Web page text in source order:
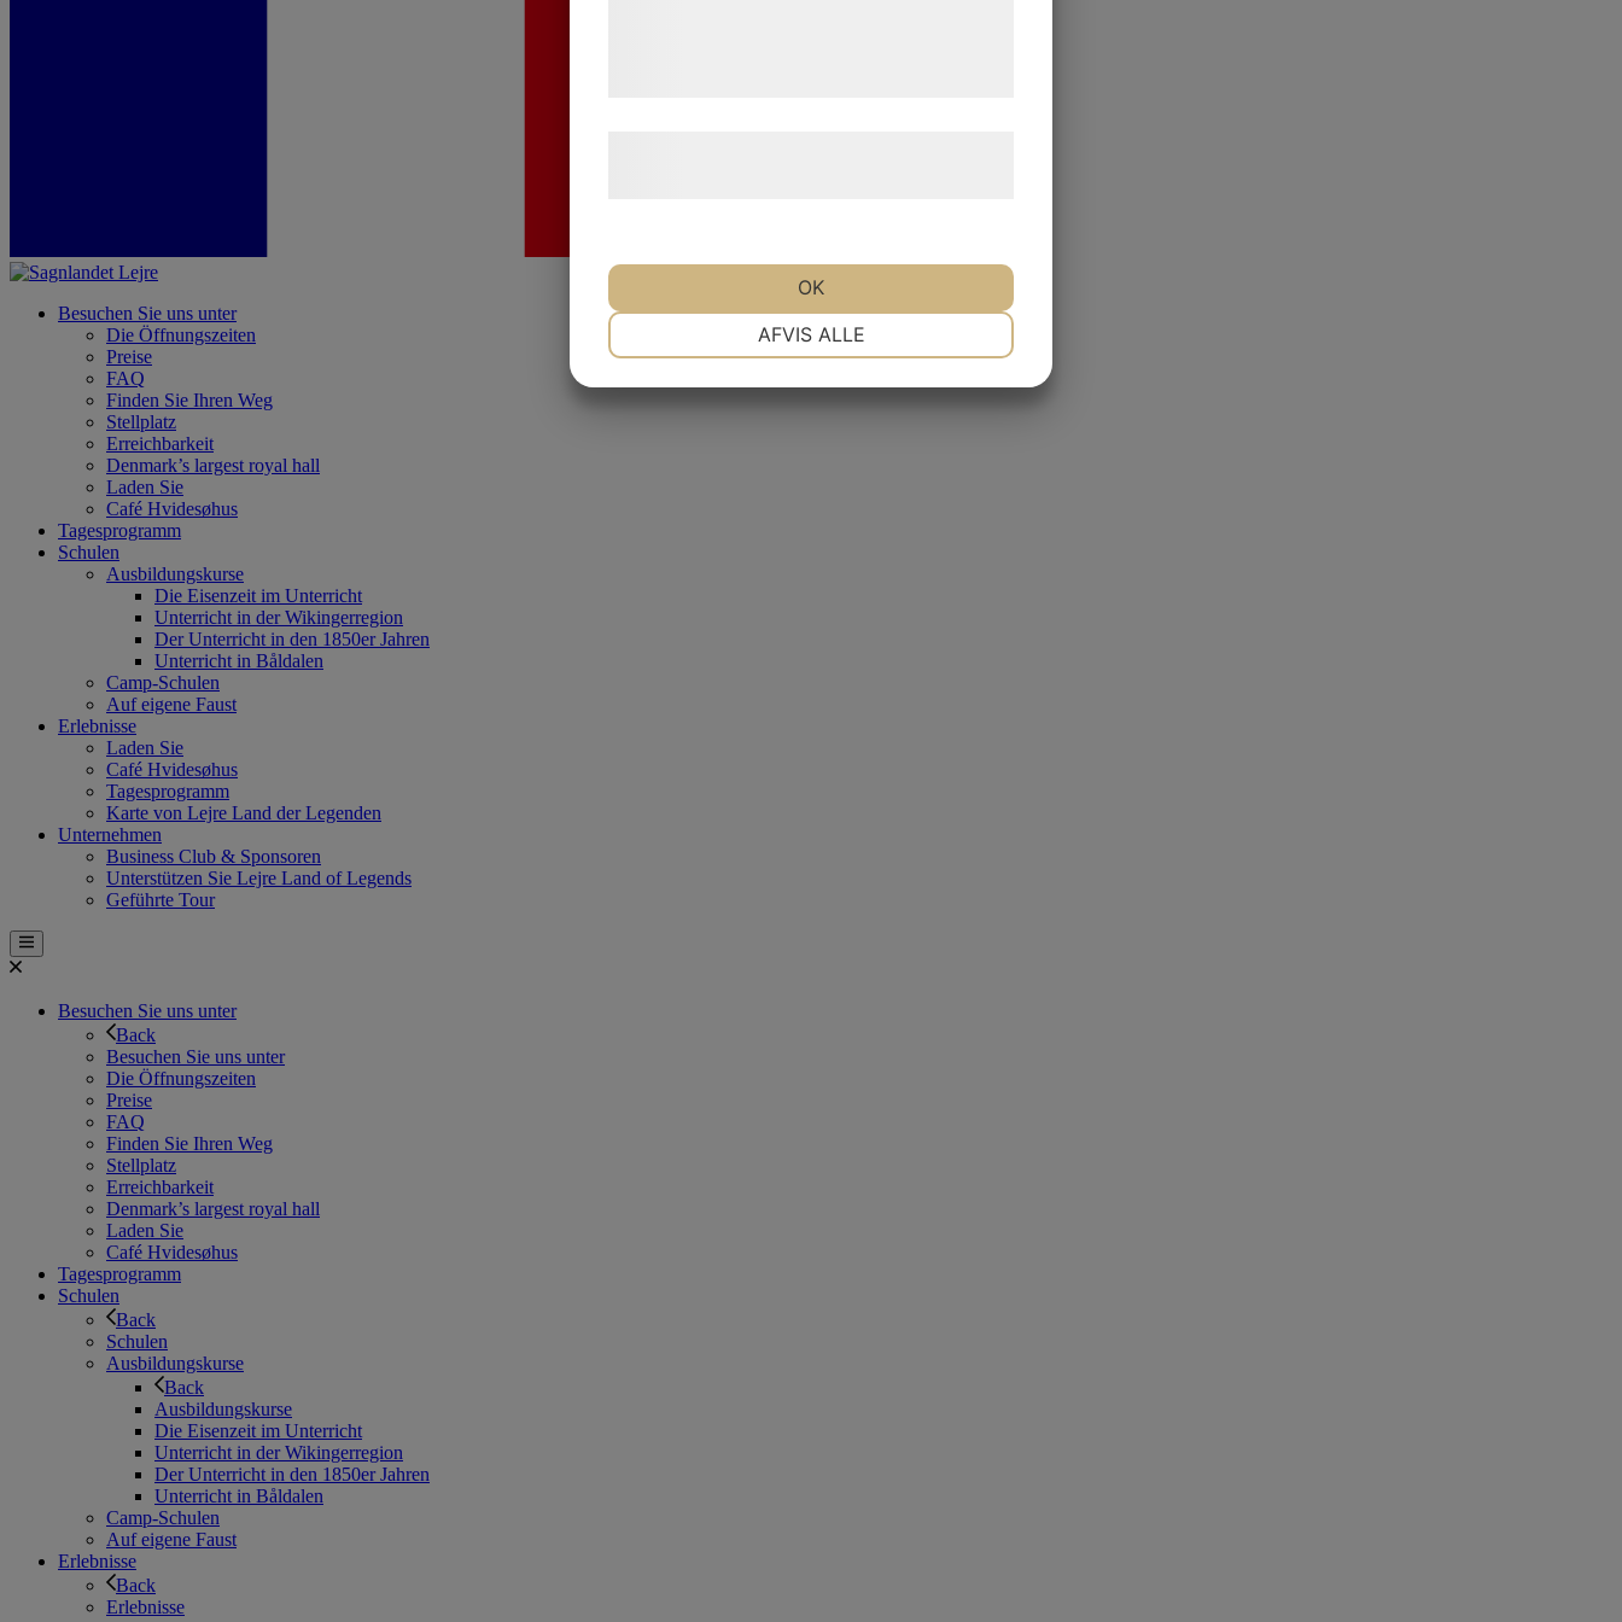
Besuchen Sie uns unter
Die Öffnungszeiten
Preise
FAQ
Finden Sie Ihren Weg
Stellplatz
Erreichbarkeit
Denmark’s largest royal hall
Laden Sie
Café Hvidesøhus
Tagesprogramm
Schulen
Ausbildungskurse
Die Eisenzeit im Unterricht
Unterricht in der Wikingerregion
Der Unterricht in den 1850er Jahren
Unterricht in Båldalen
Camp-Schulen
Auf eigene Faust
Erlebnisse
Laden Sie
Café Hvidesøhus
Tagesprogramm
Karte von Lejre Land der Legenden
Unternehmen
Business Club & Sponsoren
Unterstützen Sie Lejre Land of Legends
Geführte Tour
Besuchen Sie uns unter
Back
Besuchen Sie uns unter
Die Öffnungszeiten
Preise
FAQ
Finden Sie Ihren Weg
Stellplatz
Erreichbarkeit
Denmark’s largest royal hall
Laden Sie
Café Hvidesøhus
Tagesprogramm
Schulen
Back
Schulen
Ausbildungskurse
Back
Ausbildungskurse
Die Eisenzeit im Unterricht
Unterricht in der Wikingerregion
Der Unterricht in den 1850er Jahren
Unterricht in Båldalen
Camp-Schulen
Auf eigene Faust
Erlebnisse
Back
Erlebnisse
AFVIS ALLE
OK